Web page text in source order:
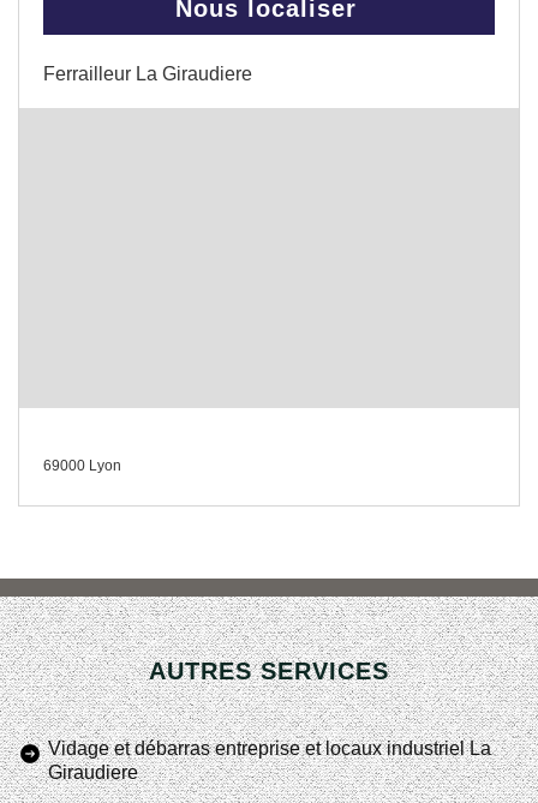
Nous localiser
Ferrailleur La Giraudiere
69000 Lyon
AUTRES SERVICES
Vidage et débarras entreprise et locaux industriel La
Giraudiere